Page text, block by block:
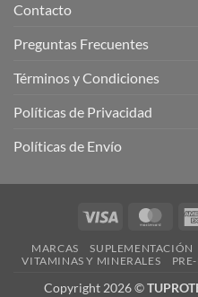
Contacto
Preguntas Frecuentes
Términos y Condiciones
Políticas de Privacidad
Políticas de Envío
Visa
MARCAS SUPLEMENTACIÓN
VITAMINAS Y MINERALES
Copyright 2026 ©